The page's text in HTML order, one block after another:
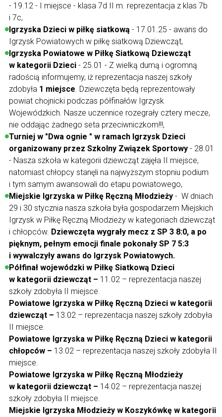
- 19.12 - I miejsce - klasa 7d II m. reprezentacja z klas 7b
i 7c,
Igrzyska Dzieci w piłkę siatkową - 17.01.25 - awans do
Igrzysk Powiatowych w piłkę siatkową Dziewcząt,
Igrzyska Powiatowe w Piłkę Siatkową Dziewcząt
w kategorii Dzieci- 25.01 - Z wielką dumą i ogromną
radością informujemy, iż reprezentacja naszej szkoły
zdobyła 1 miejsce. Dziewczęta będą reprezentowały
powiat chojnicki podczas półfinałów Igrzysk
Wojewódzkich. Nasze uczennice rozegrały cztery mecze,
nie oddając żadnego seta przeciwniczkom!!!,
Turniej w "Dwa ognie " w ramach Igrzysk Dzieci
organizowany przez Szkolny Związek Sportowy- 28.01
- Nasza szkoła w kategorii dziewcząt zajęła II miejsce,
natomiast chłopcy stanęli na najwyższym stopniu podium
i tym samym awansowali do etapu powiatowego,
Miejskie Igrzyska w Piłkę Ręczną Młodzieży- W dniach
29 i 30 stycznia nasza szkoła była gospodarzem Miejskich
Igrzysk w Piłkę Ręczną Młodzieży w kategoriach dziewcząt
i chłopców. Dziewczęta wygrały mecz z SP 3 8:0, a po
pięknym, pełnym emocji finale pokonały SP 7 5:3
i wywalczyły awans do Igrzysk Powiatowych.
Półfinał wojewódzki w Piłkę Siatkową Dzieci
w kategorii dziewcząt – 11.02 – reprezentacja naszej
szkoły zdobyła II miejsce.
Powiatowe Igrzyska w Piłkę Ręczną Dzieci w kategorii
dziewcząt – 13.02 – reprezentacja naszej szkoły zdobyła
II miejsce.
Powiatowe Igrzyska w Piłkę Ręczną Dzieci w kategorii
chłopców – 13.02 – reprezentacja naszej szkoły zdobyła II
miejsce.
Powiatowe Igrzyska w Piłkę Ręczną Młodzieży
w kategorii dziewcząt – 14.02 – reprezentacja naszej
szkoły zdobyła II miejsce.
Miejskie Igrzyska Młodzieży w Koszykówkę w kategorii